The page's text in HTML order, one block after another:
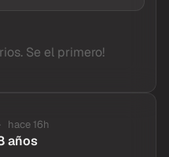
Se el primero!
hace 16h
años